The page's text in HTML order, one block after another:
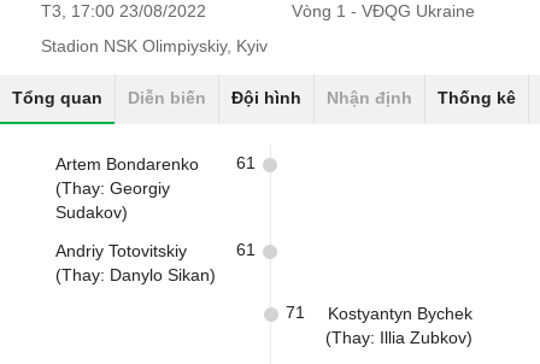
T3, 17:00 23/08/2022
Vòng 1 - VĐQG Ukraine
Stadion NSK Olimpiyskiy, Kyiv
Tổng quan Diễn biến Đội hình Nhận định Thống kê
Artem Bondarenko
(Thay: Georgiy
Sudakov)
61
Andriy Totovitskiy
(Thay: Danylo Sikan)
61
Kostyantyn Bychek
(Thay: Illia Zubkov)
71